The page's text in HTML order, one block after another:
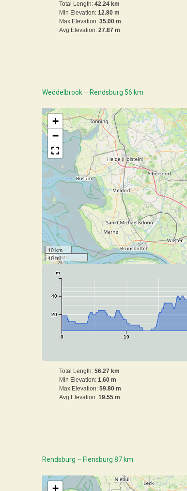
Total Length: 42.24 km
Min Elevation: 12.80 m
Max Elevation: 35.00 m
Avg Elevation: 27.87 m
Weddelbrook – Rendsburg 56 km
+
−
10 km
10 mi
0 10
20
40
m
Total Length: 56.27 km
Min Elevation: 1.60 m
Max Elevation: 59.80 m
Avg Elevation: 19.55 m
Rendsburg – Flensburg 87 km
+